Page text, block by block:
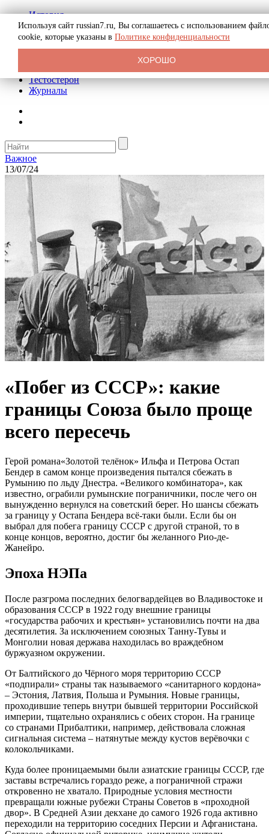
История
Биография
Криминал
Реклама на сайте
Тестостерон
Журналы
Важное
13/07/24
«Побег из СССР»: какие
границы Союза было проще
всего пересечь
Герой романа«Золотой телёнок» Ильфа и Петрова Остап
Бендер в самом конце произведения пытался сбежать в
Румынию по льду Днестра. «Великого комбинатора», как
известно, ограбили румынские пограничники, после чего он
вынужденно вернулся на советский берег. Но шансы сбежать
за границу у Остапа Бендера всё-таки были. Если бы он
выбрал для побега границу СССР с другой страной, то в
конце концов, вероятно, достиг бы желанного Рио-де-
Жанейро.
Эпоха НЭПа
После разгрома последних белогвардейцев во Владивостоке и
образования СССР в 1922 году внешние границы
«государства рабочих и крестьян» установились почти на два
десятилетия. За исключением союзных Танну-Тувы и
Монголии новая держава находилась во враждебном
буржуазном окружении.
От Балтийского до Чёрного моря территорию СССР
«подпирали» страны так называемого «санитарного кордона»
– Эстония, Латвия, Польша и Румыния. Новые границы,
проходившие теперь внутри бывшей территории Российской
империи, тщательно охранялись с обеих сторон. На границе
со странами Прибалтики, например, действовала сложная
сигнальная система – натянутые между кустов верёвочки с
колокольчиками.
Куда более проницаемыми были азиатские границы СССР, где
заставы встречались гораздо реже, а пограничной стражи
откровенно не хватало. Природные условия местности
превращали южные рубежи Страны Советов в «проходной
двор». В Средней Азии декхане до самого 1926 года активно
переходили на территорию соседних Персии и Афганистана.
Используя сайт russian7.ru, Вы соглашаетесь с использованием
cookie, которые указаны в Политике конфиденциальности
ХОРОШО